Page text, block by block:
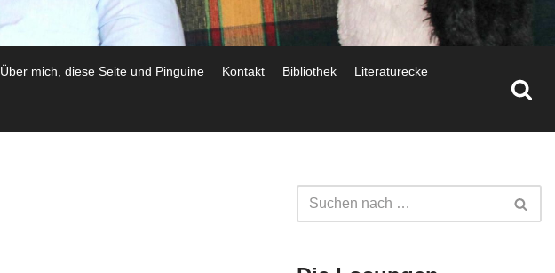
Über mich, diese Seite und Pinguine Kontakt Bibliothek Literaturecke